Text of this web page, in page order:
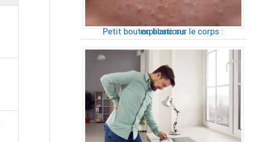
Petit bouton blanc sur le corps : explications